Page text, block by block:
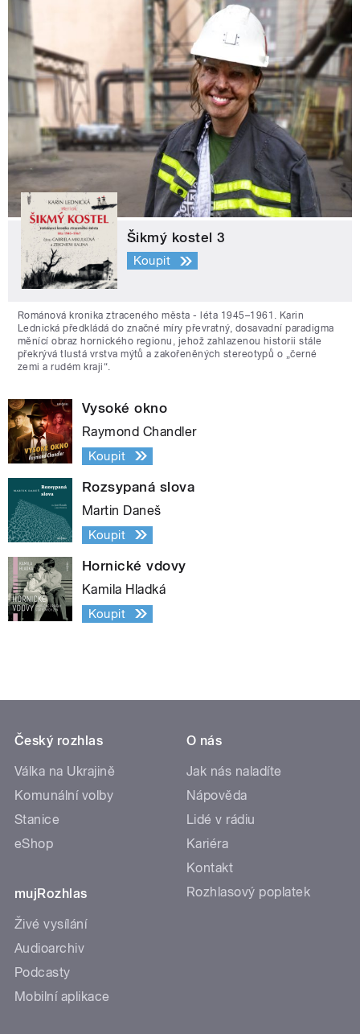
Šikmý kostel 3
Koupit
Románová kronika ztraceného města - léta 1945–1961. Karin
Lednická předkládá do značné míry převratný, dosavadní paradigma
měnící obraz hornického regionu, jehož zahlazenou historii stále
překrývá tlustá vrstva mýtů a zakořeněných stereotypů o „černé
zemi a rudém kraji“.
Vysoké okno
Raymond Chandler
Koupit
Rozsypaná slova
Martin Daneš
Koupit
Hornické vdovy
Kamila Hladká
Koupit
Český rozhlas
Válka na Ukrajině
Komunální volby
Stanice
eShop
mujRozhlas
Živé vysílání
Audioarchiv
Podcasty
Mobilní aplikace
O nás
Jak nás naladíte
Nápověda
Lidé v rádiu
Kariéra
Kontakt
Rozhlasový poplatek